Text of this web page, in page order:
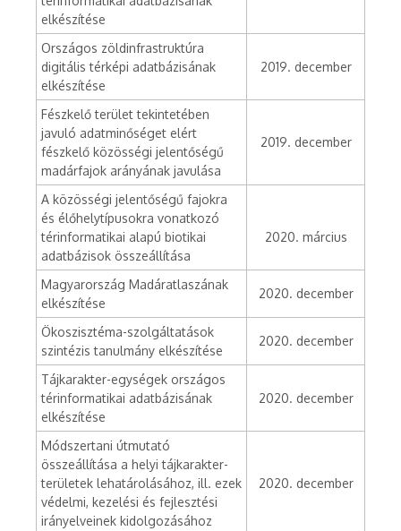
elkészítése
Országos zöldinfrastruktúra
digitális térképi adatbázisának
elkészítése
2019. december
Fészkelő terület tekintetében
javuló adatminőséget elért
fészkelő közösségi jelentőségű
madárfajok arányának javulása
2019. december
A közösségi jelentőségű fajokra
és élőhelytípusokra vonatkozó
térinformatikai alapú biotikai
adatbázisok összeállítása
2020. március
Magyarország Madáratlaszának
elkészítése
2020. december
Ökoszisztéma-szolgáltatások
szintézis tanulmány elkészítése
2020. december
Tájkarakter-egységek országos
térinformatikai adatbázisának
elkészítése
2020. december
Módszertani útmutató
összeállítása a helyi tájkarakter-
területek lehatárolásához, ill. ezek
védelmi, kezelési és fejlesztési
irányelveinek kidolgozásához
2020. december